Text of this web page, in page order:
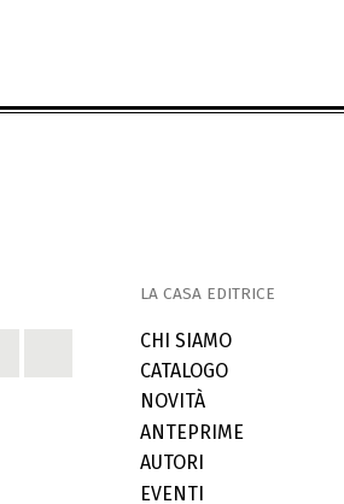
LA CASA EDITRICE
CHI SIAMO
CATALOGO
NOVITÀ
ANTEPRIME
AUTORI
EVENTI